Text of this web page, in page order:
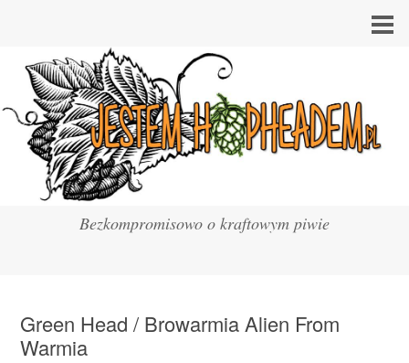
Bezkompromisowo o kraftowym piwie
Green Head / Browarmia Alien From
Warmia